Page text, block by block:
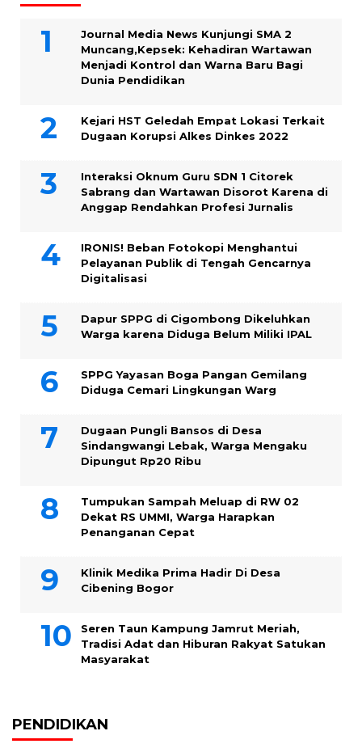
Journal Media News Kunjungi SMA 2
Muncang,Kepsek: Kehadiran Wartawan
Menjadi Kontrol dan Warna Baru Bagi
Dunia Pendidikan
Kejari HST Geledah Empat Lokasi Terkait
Dugaan Korupsi Alkes Dinkes 2022
Interaksi Oknum Guru SDN 1 Citorek
Sabrang dan Wartawan Disorot Karena di
Anggap Rendahkan Profesi Jurnalis
IRONIS! Beban Fotokopi Menghantui
Pelayanan Publik di Tengah Gencarnya
Digitalisasi
Dapur SPPG di Cigombong Dikeluhkan
Warga karena Diduga Belum Miliki IPAL
SPPG Yayasan Boga Pangan Gemilang
Diduga Cemari Lingkungan Warg
Dugaan Pungli Bansos di Desa
Sindangwangi Lebak, Warga Mengaku
Dipungut Rp20 Ribu
Tumpukan Sampah Meluap di RW 02
Dekat RS UMMI, Warga Harapkan
Penanganan Cepat
Klinik Medika Prima Hadir Di Desa
Cibening Bogor
Seren Taun Kampung Jamrut Meriah,
Tradisi Adat dan Hiburan Rakyat Satukan
Masyarakat
PENDIDIKAN